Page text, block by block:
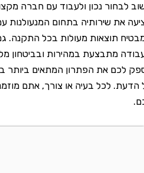
נכון ולעבוד עם חברה מקצועית
שירותיה בתחום המנעולנות עם דגש
תוצאות מעולות בכל התקנה. גם
מתבצעת במהירות ובביטחון מלא
את הפתרון המתאים ביותר
לכל בעיה או צורך, אתם מוזמנים